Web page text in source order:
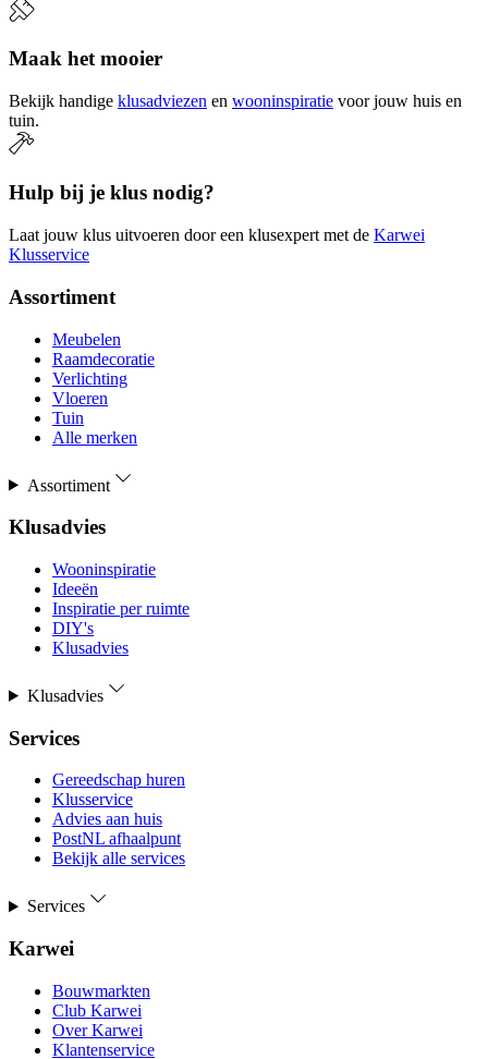
Maak het mooier
Bekijk handige klusadviezen en wooninspiratie voor jouw huis en
tuin.
Hulp bij je klus nodig?
Laat jouw klus uitvoeren door een klusexpert met de Karwei
Klusservice
Assortiment
Meubelen
Raamdecoratie
Verlichting
Vloeren
Tuin
Alle merken
Assortiment
Klusadvies
Wooninspiratie
Ideeën
Inspiratie per ruimte
DIY's
Klusadvies
Klusadvies
Services
Gereedschap huren
Klusservice
Advies aan huis
PostNL afhaalpunt
Bekijk alle services
Services
Karwei
Bouwmarkten
Club Karwei
Over Karwei
Klantenservice